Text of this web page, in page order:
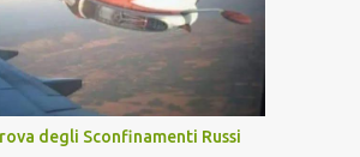
temperatura? Qualcuno a suo
il Vaccino come: l' Amaro
"spettacolare Ghiacciato, ma
anche, a Temperatura
Riproponiamo l'articolo per NON
degli Sconfinamenti Russi